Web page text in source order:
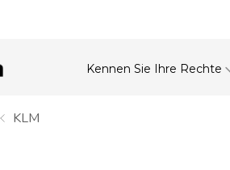
Kennen Sie Ihre Rechte
KLM